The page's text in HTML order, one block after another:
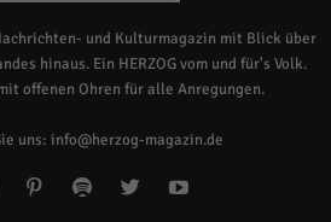
und Kulturmagazin mit Blick über
hinaus. Ein HERZOG vom und für's Volk.
offenen Ohren für alle Anregungen.
uns: info@herzog-magazin.de